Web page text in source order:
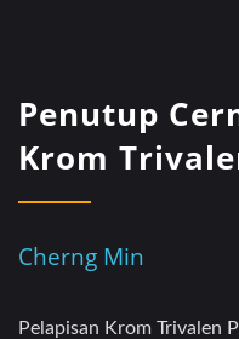
Penutup
Krom
Cherng Min
Pelapisan Krom Trivalen